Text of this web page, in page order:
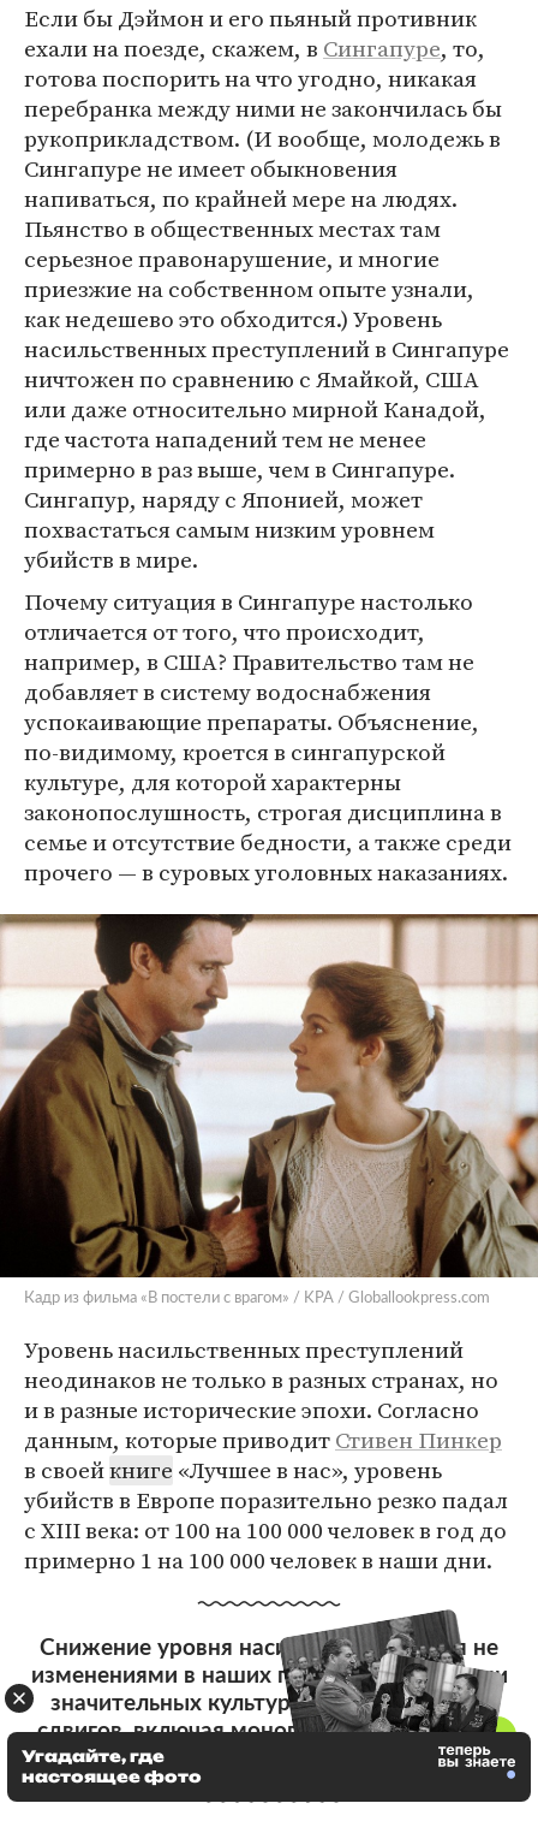
Если бы Дэймон и его пьяный противник
ехали на поезде, скажем, в Сингапуре, то,
готова поспорить на что угодно, никакая
перебранка между ними не закончилась бы
рукоприкладством. (И вообще, молодежь в
Сингапуре не имеет обыкновения
напиваться, по крайней мере на людях.
Пьянство в общественных местах там
серьезное правонарушение, и многие
приезжие на собственном опыте узнали,
как недешево это обходится.) Уровень
насильственных преступлений в Сингапуре
ничтожен по сравнению с Ямайкой, США
или даже относительно мирной Канадой,
где частота нападений тем не менее
примерно в раз выше, чем в Сингапуре.
Сингапур, наряду с Японией, может
похвастаться самым низким уровнем
убийств в мире.
Почему ситуация в Сингапуре настолько
отличается от того, что происходит,
например, в США? Правительство там не
добавляет в систему водоснабжения
успокаивающие препараты. Объяснение,
по-видимому, кроется в сингапурской
культуре, для которой характерны
законопослушность, строгая дисциплина в
семье и отсутствие бедности, а также среди
прочего — в суровых уголовных наказаниях.
Кадр из фильма «В постели с врагом» / KPA / Globallookpress.com
Уровень насильственных преступлений
неодинаков не только в разных странах, но
и в разные исторические эпохи. Согласно
данным, которые приводитСтивен Пинкер
в своейкниге «Лучшее в нас», уровень
убийств в Европе поразительно резко падал
с XIII века: от 100 на 100 000 человек в год до
примерно 1 на 100 000 человек в наши дни.
Снижение уровня насилия объясняется не
изменениями в наших генах, но столетиями
значительных культурных и социальных
сдвигов, включая монополизацию насилия
Угадайте, где
настоящее фото